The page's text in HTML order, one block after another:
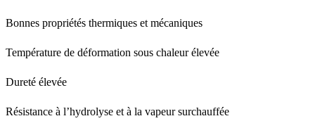
Bonnes propriétés thermiques et mécaniques
Température de déformation sous chaleur élevée
Dureté élevée
Résistance à l’hydrolyse et à la vapeur surchauffée